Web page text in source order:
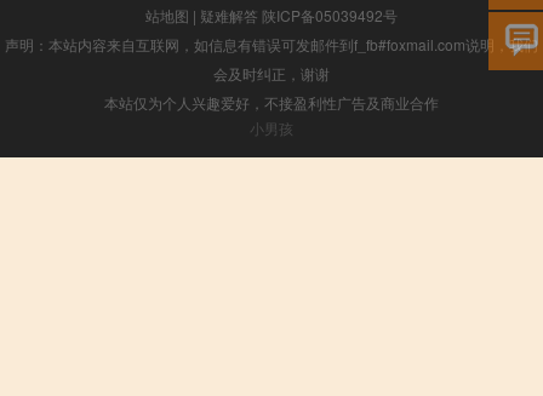
站地图 | 疑难解答 陕ICP备05039492号
声明：本站内容来自互联网，如信息有错误可发邮件到f_fb#foxmail.com说明，我们
会及时纠正，谢谢
本站仅为个人兴趣爱好，不接盈利性广告及商业合作
小男孩